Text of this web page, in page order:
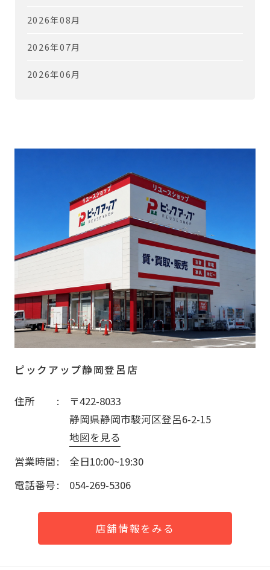
2026年08月
2026年07月
2026年06月
ピックアップ静岡登呂店
住所
〒422-8033
静岡県静岡市駿河区登呂6-2-15
地図を見る
営業時間
全日10:00~19:30
電話番号
054-269-5306
店舗情報をみる